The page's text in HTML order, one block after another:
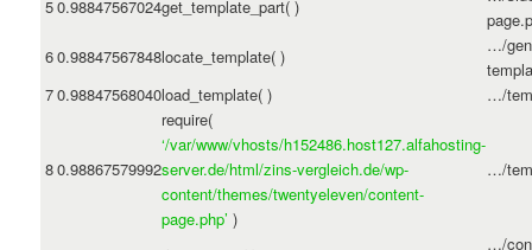
50.98847567024get_template_part( )
60.98847567848locate_template( )
…/
70.98847568040load_template( ) …/
80.98867579992
require(
‘/var/www/vhosts/h152486.host127.alfahosting-
server.de/html/zins-vergleich.de/wp-
content/themes/twentyeleven/content-
page.php’ )
…/
…/